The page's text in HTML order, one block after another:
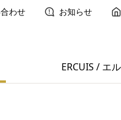
わせ お知らせ
ERCUIS / エ